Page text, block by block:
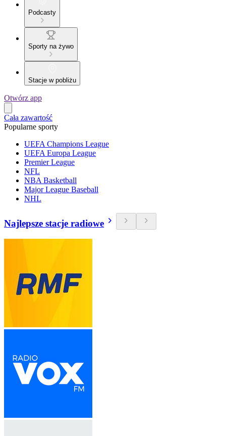
Podcasty
Sporty na żywo
Stacje w pobliżu
Otwórz app
Cała zawartość
Popularne sporty
UEFA Champions League
UEFA Europa League
Premier League
NFL
NBA Basketball
Major League Baseball
NHL
Najlepsze stacje radiowe